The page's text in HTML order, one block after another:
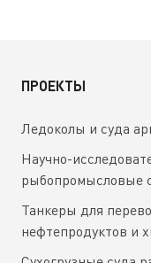
ПРОЕКТЫ
Ледоколы и суда
Научно-
рыбопромысловые
Танкеры для
нефтепродуктов и